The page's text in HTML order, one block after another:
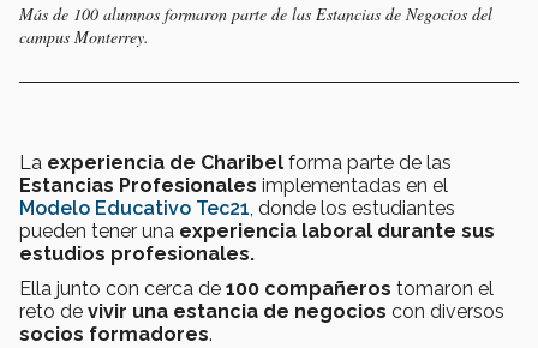
Más de 100 alumnos formaron parte de las Estancias de Negocios del
campus Monterrey.
La experiencia de Charibel forma parte de las
Estancias Profesionales implementadas en el
Modelo Educativo Tec21, donde los estudiantes
pueden tener una experiencia laboral durante sus
estudios profesionales.
Ella junto con cerca de 100 compañeros tomaron el
reto de vivir una estancia de negocios con diversos
socios formadores.